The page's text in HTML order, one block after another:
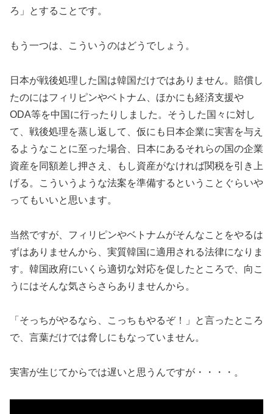
ろ」とすることです。
もう一つは、こういうのはどうでしょう。
日本が戦後処理した国は韓国だけではありません。賠償し
たのにはフィリピンやベトナム、ほかにも経済支援や
ODA等を中国に行ったりしました。そうした国々に対し
て、戦後処理を蒸し返して、仮にも日本企業に実害を与え
るようなことに至った場合、日本にあるそれらの国の企業
資産を同額差し押さえ、もし資産がなければ関税を引き上
げる。こういうような法案を準備するということぐらいや
ってもいいと思います。
当然ですが、フィリピンやベトナムがそんなことをやるは
ずはありませんから、実質韓国に適用される法律になりま
す。韓国政府にいくら適切な対応を促したところで、向こ
うにはそんな気さらさらありませんから。
「そっちがやるなら、こっちもやるぞ！」と言ったところ
で、言葉だけでは脅しにもなっていません。
実害が生じてからでは遅いと思うんですが・・・・。